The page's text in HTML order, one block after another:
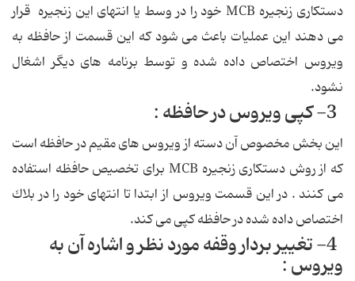
دستكاری زنجیره MCB خود را در وسط یا انتهای این زنجیره قرار
می دهند این عملیات باعث می شود كه این قسمت از حافظه به
ویروس اختصاص داده شده و توسط برنامه های دیگر اشغال
نشود.
این بخش مخصوص آن دسته از ویروس های مقیم در حافظه است
كه از روش دستكاری زنجیره MCB برای تخصیص حافظه استفاده
می كنند . در این قسمت ویروس از ابتدا تا انتهای خود را در بلاك
اختصاص داده شده در حافظه كپی می كند.
4- تغییر بردار وقفه مورد نظر و اشاره آن به
ویروس :